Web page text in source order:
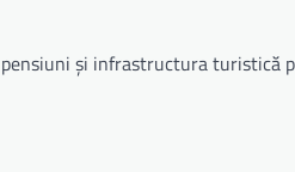
și infrastructura turistică